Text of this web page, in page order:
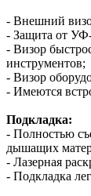
- Внешний
- Защита от
- Визор
инструментов;
- Визор
- Имеются
Подкладка:
- Полностью
дышащих
- Лазерная
- Подкладка